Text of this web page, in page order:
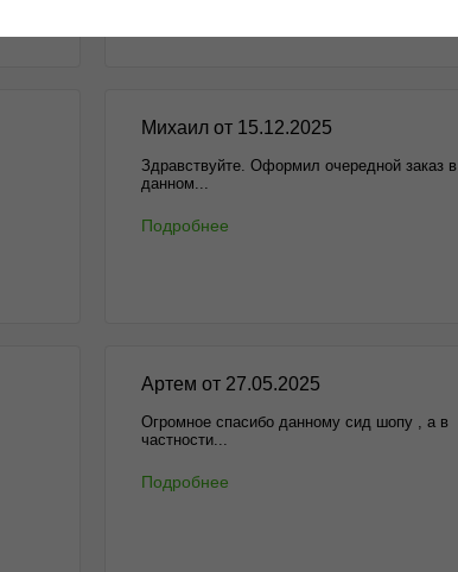
Михаил от 15.12.2025
Здравствуйте. Оформил очередной заказ в
данном...
Подробнее
Артем от 27.05.2025
Огромное спасибо данному сид шопу , а в
частности...
Подробнее